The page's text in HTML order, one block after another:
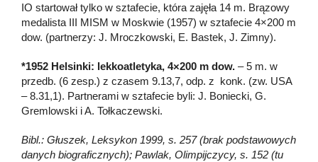
IO startował tylko w sztafecie, która zajęła 14 m. Brązowy
medalista III MISM w Moskwie (1957) w sztafecie 4×200 m
dow. (partnerzy: J. Mroczkowski, E. Bastek, J. Zimny).
*1952 Helsinki: lekkoatletyka, 4×200 m dow. – 5 m. w
przedb. (6 zesp.) z czasem 9.13,7, odp. z konk. (zw. USA
– 8.31,1). Partnerami w sztafecie byli: J. Boniecki, G.
Gremlowski i A. Tołkaczewski.
Bibl.: Głuszek, Leksykon 1999, s. 257 (brak podstawowych
danych biograficznych); Pawlak, Olimpijczycy, s. 152 (tu